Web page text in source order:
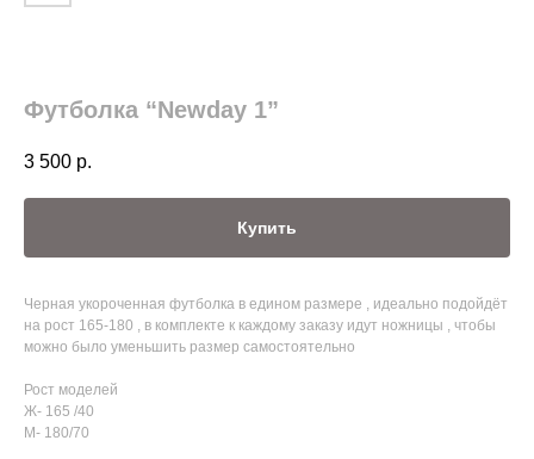
Футболка “Newday 1”
3 500 р.
Купить
Черная укороченная футболка в едином размере , идеально подойдёт
на рост 165-180 , в комплекте к каждому заказу идут ножницы , чтобы
можно было уменьшить размер самостоятельно
Рост моделей
Ж- 165 /40
М- 180/70